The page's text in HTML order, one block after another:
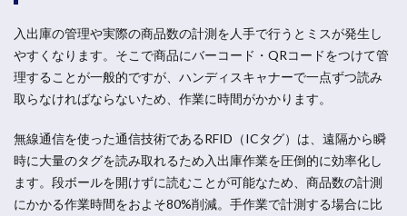
入出庫の管理や実際の商品数の計測を人手で行うとミスが発生し
やすくなります。そこで商品にバーコード・QRコードをつけて管
理することが一般的ですが、ハンディスキャナーで一点ずつ読み
取らなければならないため、作業に時間がかかります。
無線通信を使った通信技術であるRFID（ICタグ）は、遠隔から瞬
時に大量のタグを読み取れるため入出庫作業を圧倒的に効率化し
ます。段ボールを開けずに読むことが可能なため、商品数の計測
にかかる作業時間をおよそ80%削減。手作業で計測する場合に比